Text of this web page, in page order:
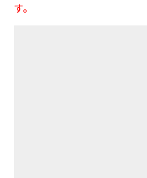
す。